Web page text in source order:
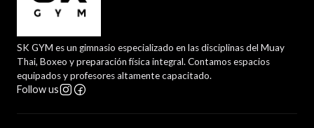
SK GYM es un gimnasio especializado en las disciplinas del Muay
Thai, Boxeo y preparación física integral. Contamos espacios
equipados y profesores altamente capacitado.
Follow us